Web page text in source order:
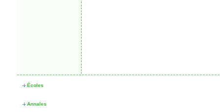
Écoles
Annales